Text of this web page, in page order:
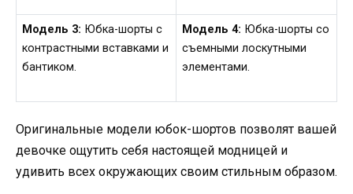
Модель 3: Юбка-шорты с
контрастными вставками и
бантиком.
Модель 4: Юбка-шорты со
съемными лоскутными
элементами.
Оригинальные модели юбок-шортов позволят вашей
девочке ощутить себя настоящей модницей и
удивить всех окружающих своим стильным образом.